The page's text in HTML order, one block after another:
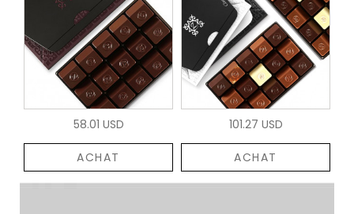
58.01 USD
ACHAT
101.27 USD
ACHAT